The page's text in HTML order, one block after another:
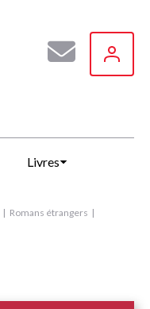
Livres
Romans étrangers